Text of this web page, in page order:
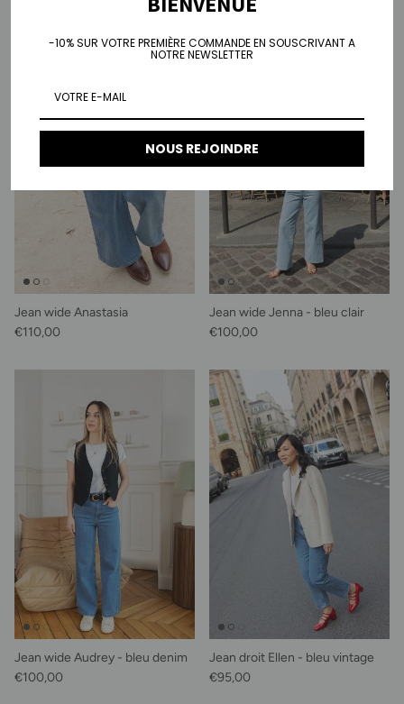
Jean wide Anastasia
Prix habituel
€110,00
Jean wide Jenna - bleu clair
Prix habituel
€100,00
Jean wide Audrey - bleu denim
Prix habituel
€100,00
Jean droit Ellen - bleu vintage
Prix habituel
€95,00
-10% SUR VOTRE PREMIÈRE COMMANDE EN SOUSCRIVANT A
NOTRE NEWSLETTER
NOUS REJOINDRE